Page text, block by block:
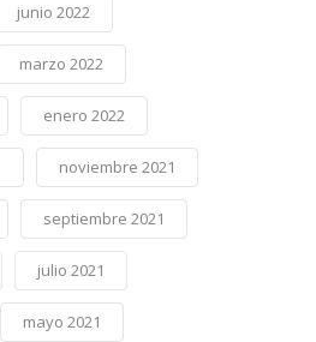
junio 2022
marzo 2022
enero 2022
noviembre 2021
septiembre 2021
julio 2021
mayo 2021